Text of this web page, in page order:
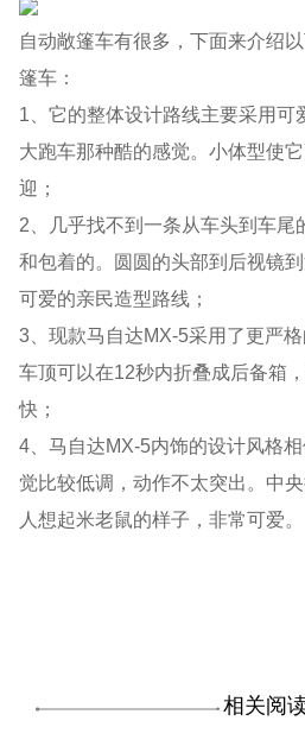
自动敞篷车有很多，下面来介绍
篷车：
1、它的整体设计路线主要采用可
大跑车那种酷的感觉。小体型使
迎；
2、几乎找不到一条从车头到车尾
和包着的。圆圆的头部到后视镜
可爱的亲民造型路线；
3、现款马自达MX-5采用了更严
车顶可以在12秒内折叠成后备箱
快；
4、马自达MX-5内饰的设计风格
觉比较低调，动作不太突出。中
人想起米老鼠的样子，非常可爱。
相关阅